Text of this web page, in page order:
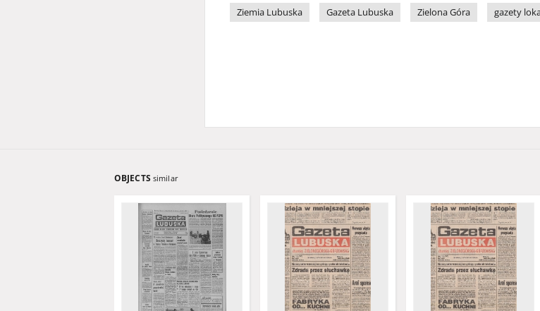
Ziemia Lubuska
Gazeta Lubuska Zielona Góra gazety
OBJECTS similar